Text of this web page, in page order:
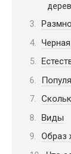
Виды
Образ